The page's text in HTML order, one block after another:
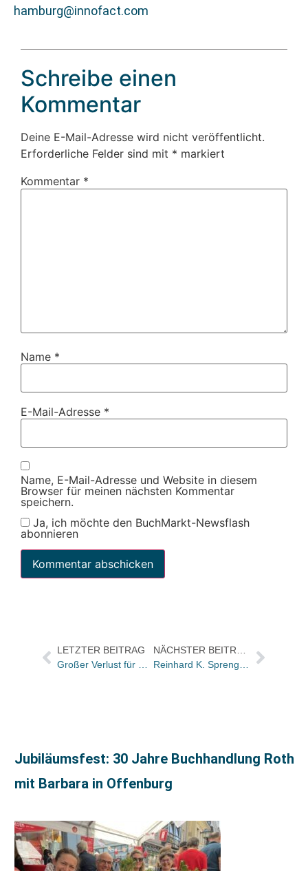
hamburg@innofact.com
Schreibe einen
Kommentar
Deine E-Mail-Adresse wird nicht veröffentlicht.
Erforderliche Felder sind mit * markiert
Kommentar *
Name *
E-Mail-Adresse *
Name, E-Mail-Adresse und Website in diesem
Browser für meinen nächsten Kommentar
speichern.
Ja, ich möchte den BuchMarkt-Newsflash
abonnieren
LETZTER BEITRAG
Jubiläumsfest: 30 Jahre Buchhandlung Roth
mit Barbara in Offenburg